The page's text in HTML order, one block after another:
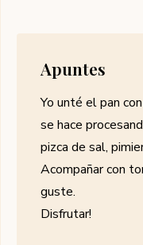
Apuntes
Yo unté el pan
se hace
pizca de sal,
Acompañar con
guste.
Disfrutar!